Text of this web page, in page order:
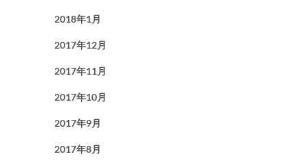
2018年1月
2017年12月
2017年11月
2017年10月
2017年9月
2017年8月